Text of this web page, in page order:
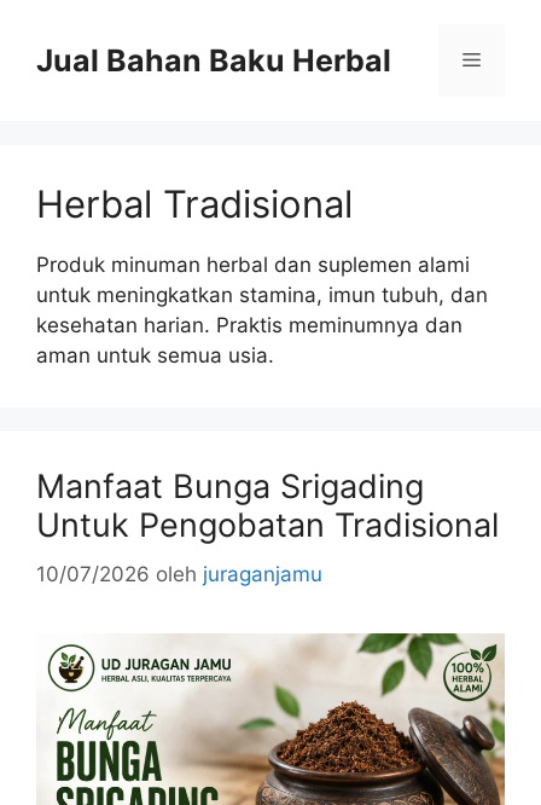
Jual Bahan Baku Herbal Menu
Herbal Tradisional
Produk minuman herbal dan suplemen alami
untuk meningkatkan stamina, imun tubuh, dan
kesehatan harian. Praktis meminumnya dan
aman untuk semua usia.
Manfaat Bunga Srigading
Untuk Pengobatan Tradisional
10/07/2026 oleh juraganjamu